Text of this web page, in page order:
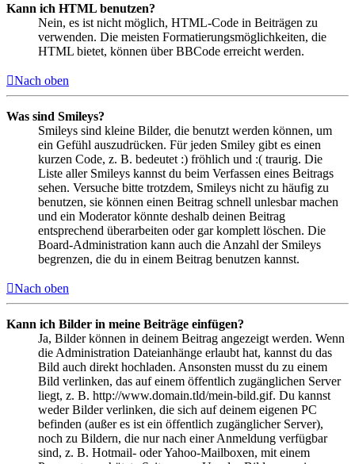
Kann ich HTML benutzen?
Nein, es ist nicht möglich, HTML-Code in Beiträgen zu
verwenden. Die meisten Formatierungsmöglichkeiten, die
HTML bietet, können über BBCode erreicht werden.
Nach oben
Was sind Smileys?
Smileys sind kleine Bilder, die benutzt werden können, um
ein Gefühl auszudrücken. Für jeden Smiley gibt es einen
kurzen Code, z. B. bedeutet :) fröhlich und :( traurig. Die
Liste aller Smileys kannst du beim Verfassen eines Beitrags
sehen. Versuche bitte trotzdem, Smileys nicht zu häufig zu
benutzen, sie können einen Beitrag schnell unlesbar machen
und ein Moderator könnte deshalb deinen Beitrag
entsprechend überarbeiten oder gar komplett löschen. Die
Board-Administration kann auch die Anzahl der Smileys
begrenzen, die du in einem Beitrag benutzen kannst.
Nach oben
Kann ich Bilder in meine Beiträge einfügen?
Ja, Bilder können in deinem Beitrag angezeigt werden. Wenn
die Administration Dateianhänge erlaubt hat, kannst du das
Bild auch direkt hochladen. Ansonsten musst du zu einem
Bild verlinken, das auf einem öffentlich zugänglichen Server
liegt, z. B. http://www.domain.tld/mein-bild.gif. Du kannst
weder Bilder verlinken, die sich auf deinem eigenen PC
befinden (außer es ist ein öffentlich zugänglicher Server),
noch zu Bildern, die nur nach einer Anmeldung verfügbar
sind, z. B. Hotmail- oder Yahoo-Mailboxen, mit einem